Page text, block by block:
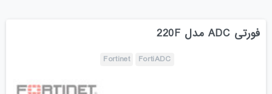
فورتی ADC مدل 220F
FortiADC
Fortinet